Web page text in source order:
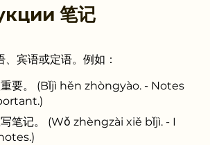
笔记
宾语或定语。例如：
重要。 (Bǐjì hěn zhòngyào. - Notes
笔记。 (Wǒ zhèngzài xiě bǐjì. - I